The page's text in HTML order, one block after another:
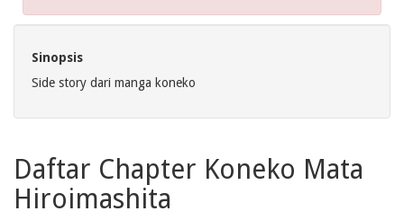
Sinopsis
Side story dari manga koneko
Daftar Chapter Koneko Mata
Hiroimashita